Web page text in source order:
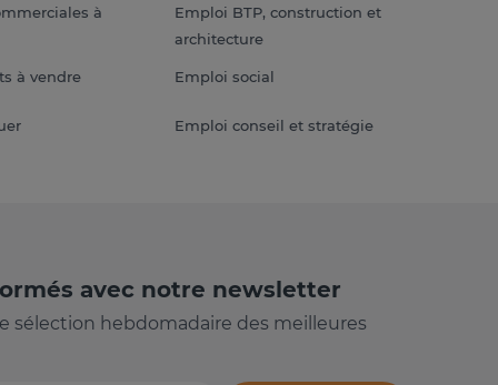
à
à vendre
Emploi BTP, construction et
architecture
Emploi social
Emploi conseil et stratégie
avec notre newsletter
sélection hebdomadaire des meilleures